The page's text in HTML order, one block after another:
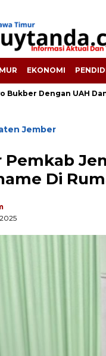
EKONOMI
UAH Dan 10
Jember
Pemkab
Di